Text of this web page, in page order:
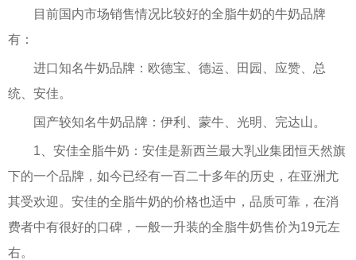
目前国内市场销售情况比较好的全脂牛奶的牛奶品牌
有：
进口知名牛奶品牌：欧德宝、德运、田园、应赞、总
统、安佳。
国产较知名牛奶品牌：伊利、蒙牛、光明、完达山。
1、安佳全脂牛奶：安佳是新西兰最大乳业集团恒天然旗
下的一个品牌，如今已经有一百二十多年的历史，在亚洲尤
其受欢迎。安佳的全脂牛奶的价格也适中，品质可靠，在消
费者中有很好的口碑，一般一升装的全脂牛奶售价为19元左
右。